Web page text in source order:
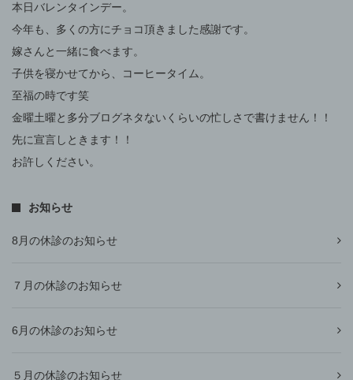
本日バレンタインデー。
今年も、多くの方にチョコ頂きました感謝です。
嫁さんと一緒に食べます。
子供を寝かせてから、コーヒータイム。
至福の時です笑
金曜土曜と多分ブログネタないくらいの忙しさで書けません！！
先に宣言しときます！！
お許しください。
お知らせ
8月の休診のお知らせ
７月の休診のお知らせ
6月の休診のお知らせ
５月の休診のお知らせ